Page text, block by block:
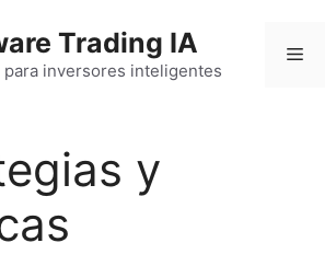
Trading IA
para inversores inteligentes
y